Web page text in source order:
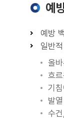
예
예방
일반
올바
흐
기
발
수